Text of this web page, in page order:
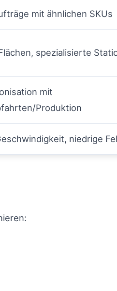
mit ähnlichen SKUs
spezialisierte
mit
Produktion
niedrige